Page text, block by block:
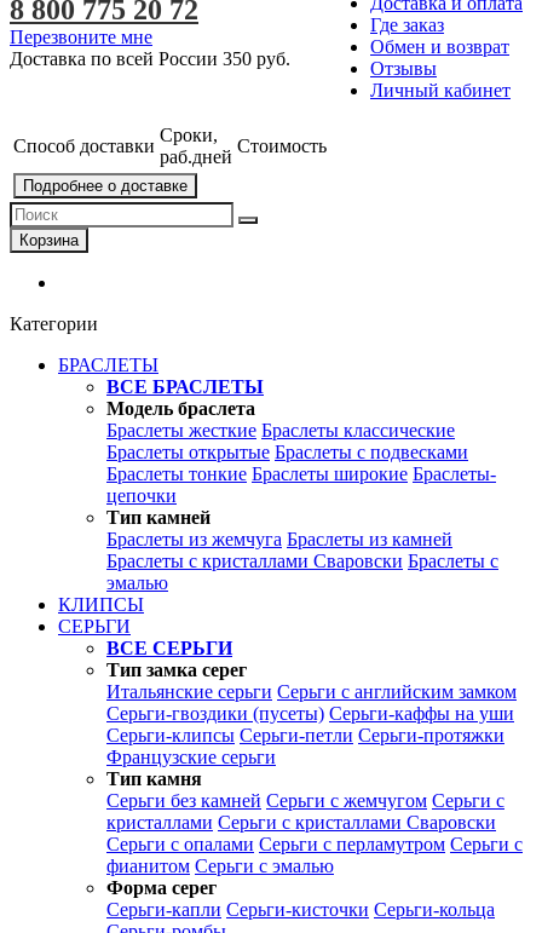
Где заказ
Обмен и возврат
Отзывы
Личный кабинет
8 800 775 20 72
Перезвоните мне
Доставка по всей России 350 руб.
Способ доставки
Сроки,
раб.дней
Стоимость
Подробнее о доставке
Корзина
Категории
БРАСЛЕТЫ
ВСЕ БРАСЛЕТЫ
Модель браслета
Браслеты жесткие Браслеты классические
Браслеты открытые Браслеты с подвесками
Браслеты тонкие Браслеты широкие Браслеты-
цепочки
Тип камней
Браслеты из жемчуга Браслеты из камней
Браслеты с кристаллами Сваровски Браслеты с
эмалью
КЛИПСЫ
СЕРЬГИ
ВСЕ СЕРЬГИ
Тип замка серег
Итальянские серьги Серьги с английским замком
Серьги-гвоздики (пусеты) Серьги-каффы на уши
Серьги-клипсы Серьги-петли Серьги-протяжки
Французские серьги
Тип камня
Серьги без камней Серьги с жемчугом Серьги с
кристаллами Серьги с кристаллами Сваровски
Серьги с опалами Серьги с перламутром Серьги с
фианитом Серьги с эмалью
Форма серег
Серьги-капли Серьги-кисточки Серьги-кольца